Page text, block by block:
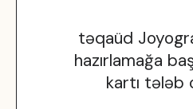
təqaüd
hazırlamağa
kartı tələb